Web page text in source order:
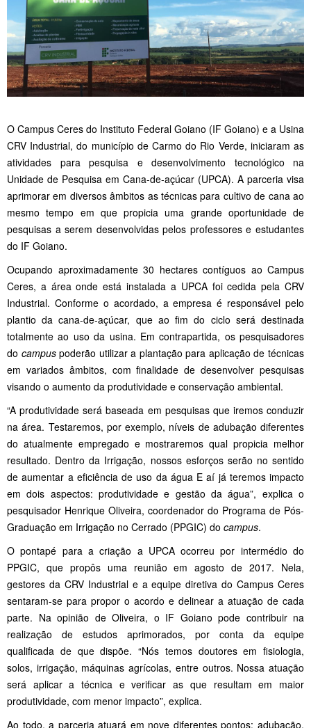
O Campus Ceres do Instituto Federal Goiano (IF Goiano) e a Usina
CRV Industrial, do município de Carmo do Rio Verde, iniciaram as
atividades para pesquisa e desenvolvimento tecnológico na
Unidade de Pesquisa em Cana-de-açúcar (UPCA). A parceria visa
aprimorar em diversos âmbitos as técnicas para cultivo de cana ao
mesmo tempo em que propicia uma grande oportunidade de
pesquisas a serem desenvolvidas pelos professores e estudantes
do IF Goiano.
Ocupando aproximadamente 30 hectares contíguos ao Campus
Ceres, a área onde está instalada a UPCA foi cedida pela CRV
Industrial. Conforme o acordado, a empresa é responsável pelo
plantio da cana-de-açúcar, que ao fim do ciclo será destinada
totalmente ao uso da usina. Em contrapartida, os pesquisadores
do campuspoderão utilizar a plantação para aplicação de técnicas
em variados âmbitos, com finalidade de desenvolver pesquisas
visando o aumento da produtividade e conservação ambiental.
“A produtividade será baseada em pesquisas que iremos conduzir
na área. Testaremos, por exemplo, níveis de adubação diferentes
do atualmente empregado e mostraremos qual propicia melhor
resultado. Dentro da Irrigação, nossos esforços serão no sentido
de aumentar a eficiência de uso da água E aí já teremos impacto
em dois aspectos: produtividade e gestão da água”, explica o
pesquisador Henrique Oliveira, coordenador do Programa de Pós-
Graduação em Irrigação no Cerrado (PPGIC) do campus.
O pontapé para a criação a UPCA ocorreu por intermédio do
PPGIC, que propôs uma reunião em agosto de 2017. Nela,
gestores da CRV Industrial e a equipe diretiva do Campus Ceres
sentaram-se para propor o acordo e delinear a atuação de cada
parte. Na opinião de Oliveira, o IF Goiano pode contribuir na
realização de estudos aprimorados, por conta da equipe
qualificada de que dispõe. “Nós temos doutores em fisiologia,
solos, irrigação, máquinas agrícolas, entre outros. Nossa atuação
será aplicar a técnica e verificar as que resultam em maior
produtividade, com menor impacto”, explica.
Ao todo, a parceria atuará em nove diferentes pontos: adubação,